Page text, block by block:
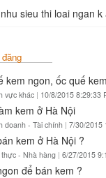
sieu thi loai ngan k
kem ngon, ốc quế kem
vực khác | 10/8/2015 8:29:33
kem ở Hà Nội
doanh - Tài chính | 7/30/2015
kem ở Hà Nội ?
- Nhà hàng | 6/27/2015
để bán kem ?